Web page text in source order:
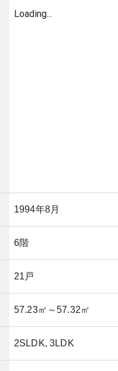
Loading...
1994年8月
6階
21戸
57.23㎡ ～57.32㎡
2SLDK, 3LDK